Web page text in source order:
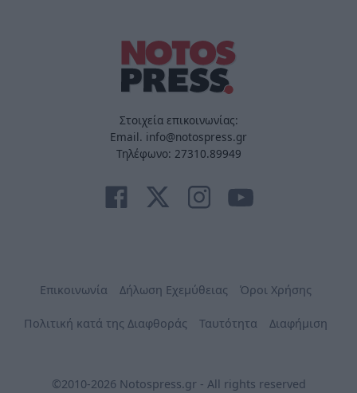
Στοιχεία επικοινωνίας:
Email. info@notospress.gr
Τηλέφωνο: 27310.89949
Επικοινωνία Δήλωση Εχεμύθειας Όροι Χρήσης
Πολιτική κατά της Διαφθοράς Ταυτότητα Διαφήμιση
©2010-2026 Notospress.gr - All rights reserved